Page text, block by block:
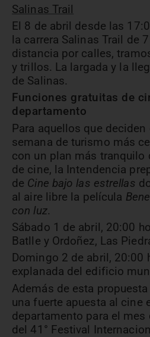
Salinas Trail
El 8 de abril desde las
la carrera Salinas Trail de
distancia por calles,
y trillos. La largada y la
de Salinas.
Funciones gratuitas de
departamento
Para aquellos que
semana de turismo más
con un plan más tranquilo
de cine, la Intendencia
de Cine bajo las estrellas
al aire libre la película
con luz.
Sábado 1 de abril, 20:00
Batlle y Ordoñez, Las
Domingo 2 de abril, 20:00
explanada del edificio
Además de esta
una fuerte apuesta al cine
departamento para el mes
del 41° Festival